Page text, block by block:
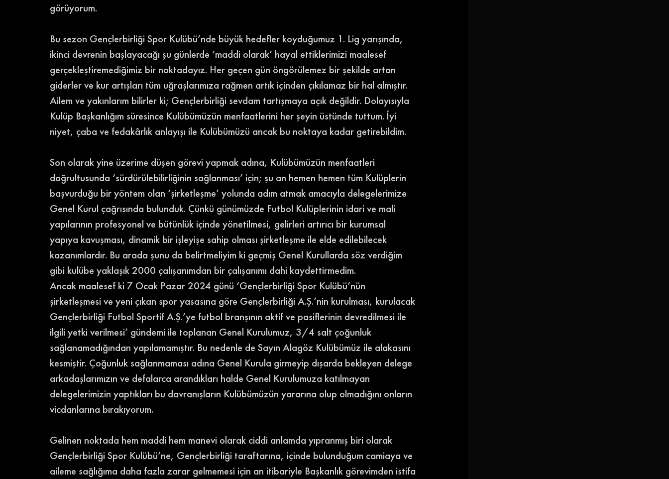
görüyorum.
Bu sezon Gençlerbirliği Spor Kulübü’nde büyük hedefler koyduğumuz 1. Lig yarışında,
ikinci devrenin başlayacağı şu günlerde ‘maddi olarak’ hayal ettiklerimizi maalesef
gerçekleştiremediğimiz bir noktadayız. Her geçen gün öngörülemez bir şekilde artan
giderler ve kur artışları tüm uğraşlarımıza rağmen artık içinden çıkılamaz bir hal almıştır.
Ailem ve yakınlarım bilirler ki; Gençlerbirliği sevdam tartışmaya açık değildir. Dolayısıyla
Kulüp Başkanlığım süresince Kulübümüzün menfaatlerini her şeyin üstünde tuttum. İyi
niyet, çaba ve fedakârlık anlayışı ile Kulübümüzü ancak bu noktaya kadar getirebildim.
Son olarak yine üzerime düşen görevi yapmak adına, Kulübümüzün menfaatleri
doğrultusunda ‘sürdürülebilirliğinin sağlanması’ için; şu an hemen hemen tüm Kulüplerin
başvurduğu bir yöntem olan ‘şirketleşme’ yolunda adım atmak amacıyla delegelerimize
Genel Kurul çağrısında bulunduk. Çünkü günümüzde Futbol Kulüplerinin idari ve mali
yapılarının profesyonel ve bütünlük içinde yönetilmesi, gelirleri artırıcı bir kurumsal
yapıya kavuşması, dinamik bir işleyişe sahip olması şirketleşme ile elde edilebilecek
kazanımlardır. Bu arada şunu da belirtmeliyim ki geçmiş Genel Kurullarda söz verdiğim
gibi kulübe yaklaşık 2000 çalışanımdan bir çalışanımı dahi kaydettirmedim.
Ancak maalesef ki 7 Ocak Pazar 2024 günü ‘Gençlerbirliği Spor Kulübü’nün
şirketleşmesi ve yeni çıkan spor yasasına göre Gençlerbirliği A.Ş.’nin kurulması, kurulacak
Gençlerbirliği Futbol Sportif A.Ş.’ye futbol branşının aktif ve pasiflerinin devredilmesi ile
ilgili yetki verilmesi’ gündemi ile toplanan Genel Kurulumuz, 3/4 salt çoğunluk
sağlanamadığından yapılamamıştır. Bu nedenle de Sayın Alagöz Kulübümüz ile alakasını
kesmiştir. Çoğunluk sağlanmaması adına Genel Kurula girmeyip dışarda bekleyen delege
arkadaşlarımızın ve defalarca arandıkları halde Genel Kurulumuza katılmayan
delegelerimizin yaptıkları bu davranışların Kulübümüzün yararına olup olmadığını onların
vicdanlarına bırakıyorum.
Gelinen noktada hem maddi hem manevi olarak ciddi anlamda yıpranmış biri olarak
Gençlerbirliği Spor Kulübü’ne, Gençlerbirliği taraftarına, içinde bulunduğum camiaya ve
aileme sağlığıma daha fazla zarar gelmemesi için an itibariyle Başkanlık görevimden istifa